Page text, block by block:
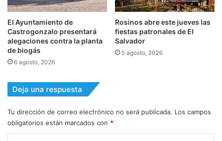
El Ayuntamiento de
Castrogonzalo presentará
alegaciones contra la planta
de biogás
6 agosto, 2026
Rosinos abre este jueves las
fiestas patronales de El
Salvador
5 agosto, 2026
Deja una respuesta
Tu dirección de correo electrónico no será publicada. Los campos
obligatorios están marcados con *